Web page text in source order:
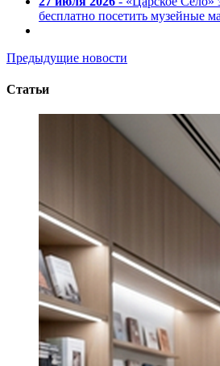
бесплатно посетить музейные
Предыдущие новости
Статьи